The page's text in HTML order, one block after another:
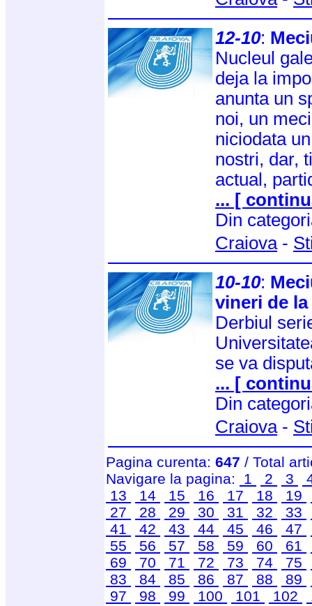
12-10:
Nucleul
deja la
anunta un
noi, un
niciodata
nostri, dar,
actual,
... [
Din
Craiova-
10-10:
vineri de la
Derbiul
se va
... [
Din
Craiova-
Pagina curenta: 647 / Total
Navigare la pagina:
1 2 3
13
14 15 16 17 18 19
27
28 29 30 31 32 33
41
42 43 44 45 46 47
55
56 57 58 59 60 61
69
70 71 72 73 74 75
83
84 85 86 87 88 89
97
98 99 100 101 102